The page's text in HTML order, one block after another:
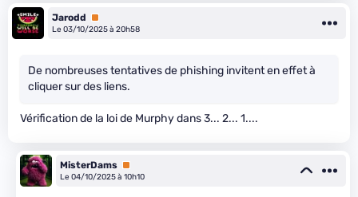
Jarodd
Premium
Le 03/10/2025 à 20h58
De nombreuses tentatives de phishing invitent en effet à
cliquer sur des liens.
Vérification de la loi de Murphy dans 3... 2... 1....
MisterDams Premium
Le 04/10/2025 à 10h10